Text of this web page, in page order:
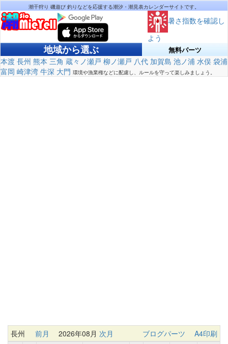
潮干狩り 磯遊び 釣りなどを応援する潮汐・潮見表カレンダーサイトです。
暑さ指数を確認し
よう
地域から選ぶ 無料パーツ
本渡 長州 熊本 三角 蔵々ノ瀬戸 柳ノ瀬戸 八代 加賀島 池ノ浦 水俣 袋浦
富岡 崎津湾 牛深 大門 環境や漁業権などに配慮し、ルールを守って楽しみましょう。
長州 前月 2026年08月 次月 ブログパーツ
A4印刷